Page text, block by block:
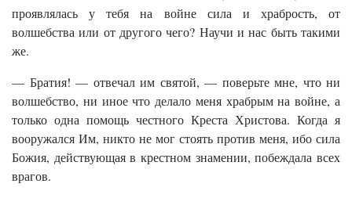
проявлялась у тебя на войне сила и храбрость, от
волшебства или от другого чего? Научи и нас быть такими
же.
— Братия! — отвечал им святой, — поверьте мне, что ни
волшебство, ни иное что делало меня храбрым на войне, а
только одна помощь честного Креста Христова. Когда я
вооружался Им, никто не мог стоять против меня, ибо сила
Божия, действующая в крестном знамении, побеждала всех
врагов.